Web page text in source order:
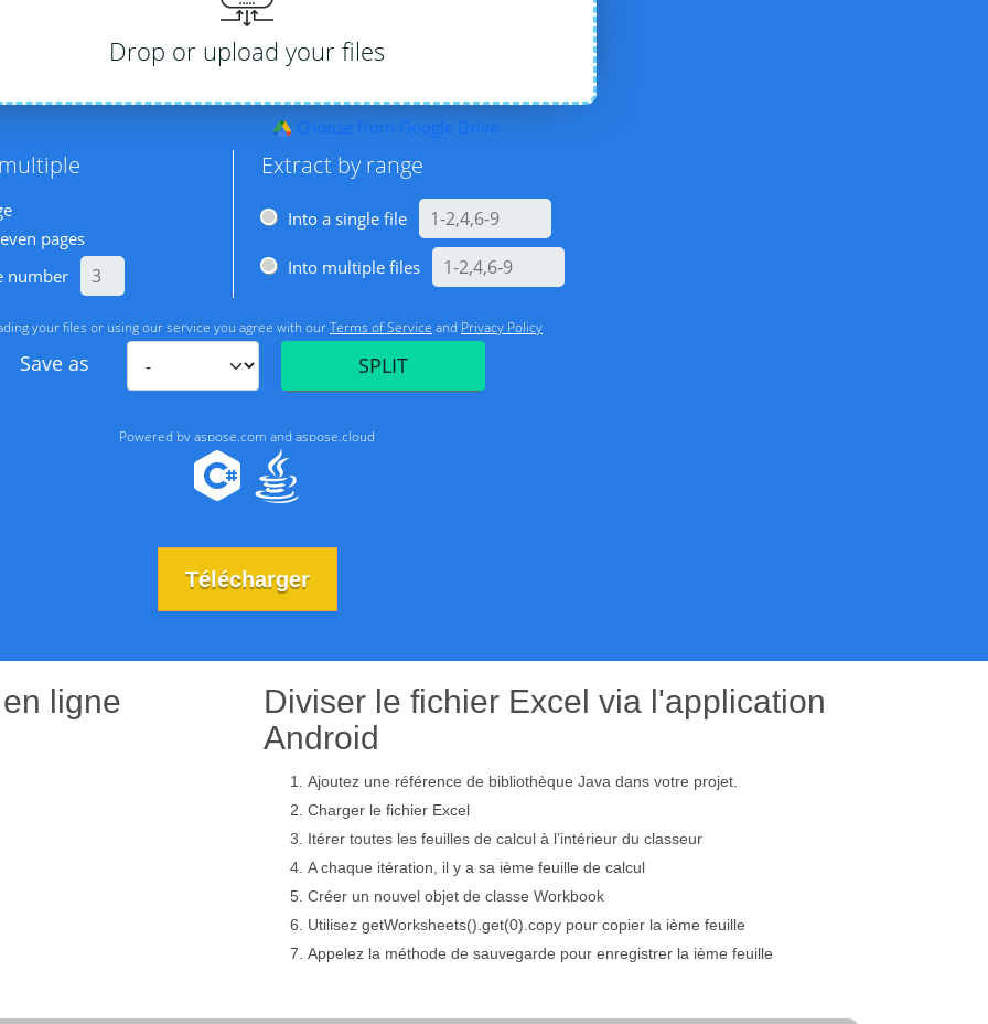
Télécharger
ligne
Diviser le fichier Excel via l'application
Android
Ajoutez une référence de bibliothèque Java dans votre projet.
Charger le fichier Excel
Itérer toutes les feuilles de calcul à l’intérieur du classeur
A chaque itération, il y a sa ième feuille de calcul
Créer un nouvel objet de classe Workbook
Utilisez getWorksheets().get(0).copy pour copier la ième feuille
Appelez la méthode de sauvegarde pour enregistrer la ième feuille